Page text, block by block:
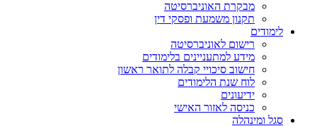
מבקרת האוניברסיטה
תקנון משמעת ופסקי דין
לימודים
רישום לאוניברסיטה
מידע למתעניינים בלימודים
חישוב סיכויי קבלה לתואר ראשון
לוח שנת הלימודים
ידיעונים
כניסה לאזור האישי
סגל ומינהלה